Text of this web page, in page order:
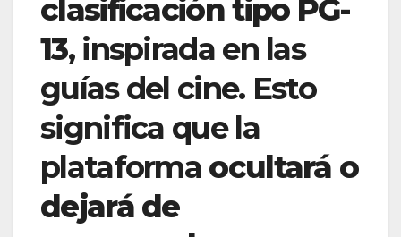
clasificación tipo PG-
13, inspirada en las
guías del cine. Esto
significa que la
plataforma ocultará o
dejará de